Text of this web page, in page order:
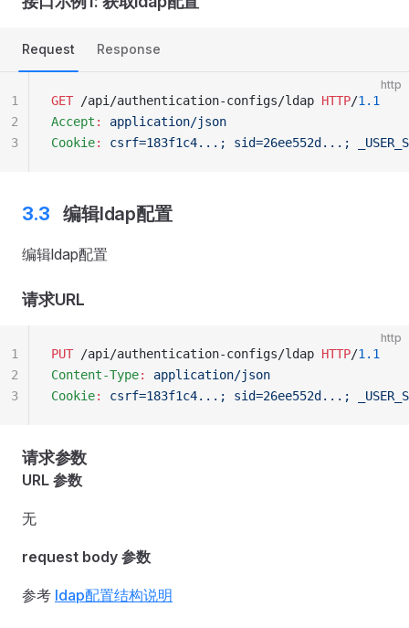
Request Response
http
GET /api/authentication-configs/ldap HTTP/1.1
Accept :
application/json
Cookie: csrf=183f1c4...; sid=26ee552d...;
1
2
3
编辑ldap配置
编辑ldap配置
请求URL
http
PUT /api/authentication-configs/ldap HTTP/1.1
Content-Type:
application/json
Cookie: csrf=183f1c4...; sid=26ee552d...;
1
2
3
请求参数
URL 参数
无
request body 参数
参考 ldap配置结构说明